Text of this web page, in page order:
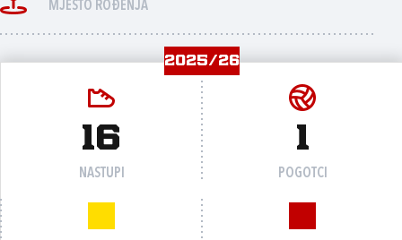
MJESTO ROĐENJA
2025/26
16
NASTUPI
1
POGOTCI